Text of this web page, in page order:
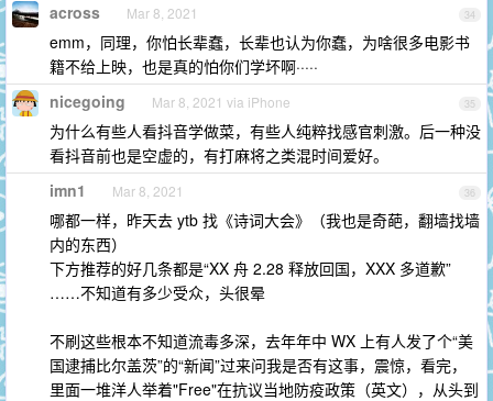
34
across Mar 8, 2021
emm，同理，你怕长辈蠢，长辈也认为你蠢，为啥很多电影书
籍不给上映，也是真的怕你们学坏啊·····
35
nicegoing Mar 8, 2021 via iPhone
为什么有些人看抖音学做菜，有些人纯粹找感官刺激。后一种没
看抖音前也是空虚的，有打麻将之类混时间爱好。
36
imn1 Mar 8, 2021
哪都一样，昨天去 ytb 找《诗词大会》（我也是奇葩，翻墙找墙
内的东西）
下方推荐的好几条都是“XX 舟 2.28 释放回国，XXX 多道歉”
……不知道有多少受众，头很晕
不刷这些根本不知道流毒多深，去年年中 WX 上有人发了个“美
国逮捕比尔盖茨”的“新闻”过来问我是否有这事，震惊，看完，
里面一堆洋人举着"Free"在抗议当地防疫政策（英文），从头到